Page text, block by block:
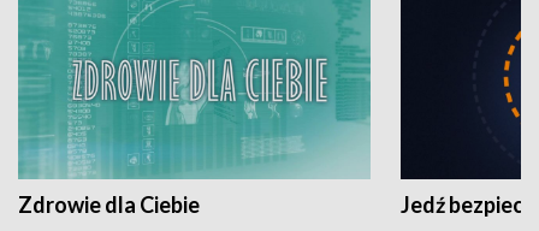
Zdrowie dla Ciebie Jedź